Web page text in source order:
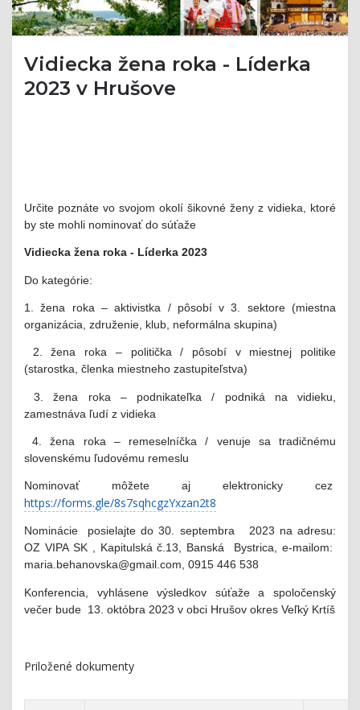
Vidiecka žena roka - Líderka
2023 v Hrušove
Určite poznáte vo svojom okolí šikovné ženy z vidieka, ktoré
by ste mohli nominovať do súťaže
Vidiecka žena roka - Líderka 2023
Do kategórie:
1. žena roka – aktivistka / pôsobí v 3. sektore (miestna
organizácia, združenie, klub, neformálna skupina)
2. žena roka – politička / pôsobí v miestnej politike
(starostka, členka miestneho zastupiteľstva)
3. žena roka – podnikateľka / podniká na vidieku,
zamestnáva ľudí z vidieka
4. žena roka – remeselníčka / venuje sa tradičnému
slovenskému ľudovému remeslu
Nominovať môžete aj elektronicky cez
https://forms.gle/8s7sqhcgzYxzan2t8
Nominácie posielajte do 30. septembra 2023 na adresu:
OZ VIPA SK , Kapitulská č.13, Banská Bystrica, e-mailom:
maria.behanovska@gmail.com, 0915 446 538
Konferencia, vyhlásene výsledkov súťaže a spoločenský
večer bude 13. októbra 2023 v obci Hrušov okres Veľký Krtíš
Priložené dokumenty